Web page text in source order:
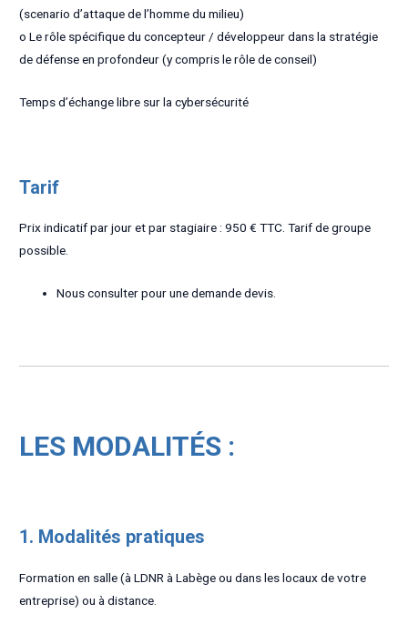
(scenario d’attaque de l’homme du milieu)
o Le rôle spécifique du concepteur / développeur dans la stratégie
de défense en profondeur (y compris le rôle de conseil)
Temps d’échange libre sur la cybersécurité
Tarif
Prix indicatif par jour et par stagiaire : 950 € TTC. Tarif de groupe
possible.
Nous consulter pour une demande devis.
LES MODALITÉS :
1. Modalités pratiques
Formation en salle (à LDNR à Labège ou dans les locaux de votre
entreprise) ou à distance.